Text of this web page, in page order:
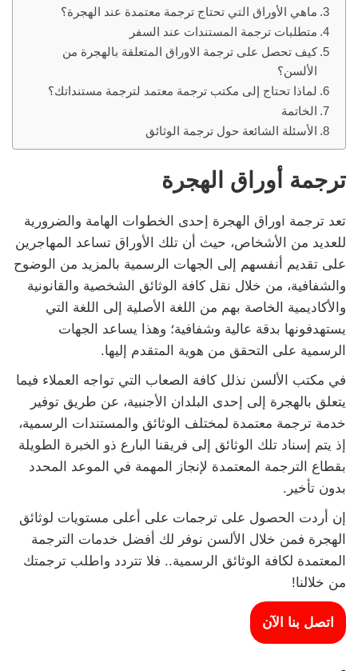
ماهي الأوراق التي تحتاج ترجمة معتمدة عند الهجرة؟
متطلبات ترجمة المستندات عند السفر
كيف تحصل على ترجمة الاوراق المتعلقة بالهجرة من
الألسن؟
لماذا تحتاج إلى مكتب ترجمة معتمد لترجمة مستنداتك؟
الخاتمة
الأسئلة الشائعة حول ترجمة الوثائق
ترجمة أوراق الهجرة
تعد ترجمة اوراق الهجرة إحدى الخطوات الهامة والضرورية
للعديد من الأشخاص، حيث أن تلك الأوراق تساعد المهاجرين
على تقديم أنفسهم إلى الجهات الرسمية بالمزيد من الوضوح
والشفافية، من خلال نقل كافة الوثائق الشخصية والقانونية
والأكاديمية الخاصة بهم من اللغة الأصلية إلى اللغة التي
يستهدفونها بدقة عالية وشفافية؛ وهذا يساعد الجهات
الرسمية على التحقق من هوية المتقدم إليها.
في مكتب الألسن نذلل كافة الصعاب التي تواجه العملاء فيما
يتعلق بالهجرة إلى إحدى البلدان الأجنبية، عن طريق توفير
خدمة ترجمة معتمدة لمختلف الوثائق والمستندات الرسمية،
إذ يتم إسناد تلك الوثائق إلى فريقنا البارع ذو الخبرة الطويلة
بقطاع الترجمة المعتمدة لإنجاز المهمة في الموعد المحدد
بدون تأخير.
إن أردت الحصول على ترجمات على أعلى مستويات لوثائق
الهجرة فمن خلال الألسن نوفر لك أفضل خدمات الترجمة
المعتمدة لكافة الوثائق الرسمية.. فلا تتردد واطلب ترجمتك
من خلالنا!
اتصل بنا الآن